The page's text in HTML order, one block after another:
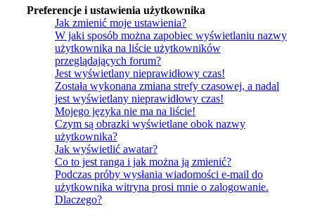
Preferencje i ustawienia użytkownika
Jak zmienić moje ustawienia?
W jaki sposób można zapobiec wyświetlaniu nazwy
użytkownika na liście użytkowników
przeglądających forum?
Jest wyświetlany nieprawidłowy czas!
Została wykonana zmiana strefy czasowej, a nadal
jest wyświetlany nieprawidłowy czas!
Mojego języka nie ma na liście!
Czym są obrazki wyświetlane obok nazwy
użytkownika?
Jak wyświetlić awatar?
Co to jest ranga i jak można ją zmienić?
Podczas próby wysłania wiadomości e-mail do
użytkownika witryna prosi mnie o zalogowanie.
Dlaczego?